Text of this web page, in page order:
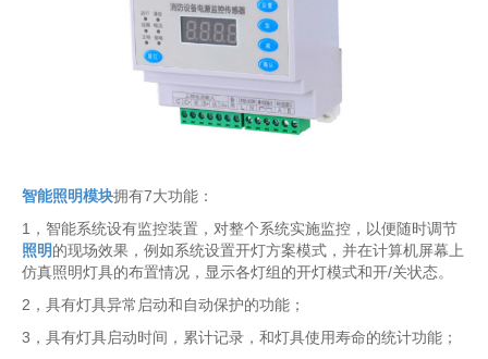
智能照明模块拥有7大功能：
1，智能系统设有监控装置，对整个系统实施监控，以便随时调节
照明的现场效果，例如系统设置开灯方案模式，并在计算机屏幕上
仿真照明灯具的布置情况，显示各灯组的开灯模式和开/关状态。
2，具有灯具异常启动和自动保护的功能；
3，具有灯具启动时间，累计记录，和灯具使用寿命的统计功能；